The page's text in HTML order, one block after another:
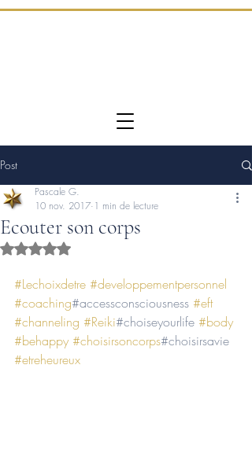
Post
Ecouter son corps
Pascale G.
10 nov. 2017 1 min de lecture
Noté NaN étoiles sur 5.
#Lechoixdetre #developpementpersonnel
#coaching#accessconsciousness #eft
#channeling #Reiki#choiseyourlife #body
#behappy #choisirsoncorps#choisirsavie
#etreheureux